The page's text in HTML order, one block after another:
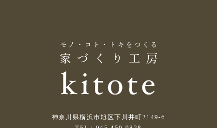
神奈川県横浜市旭区下川井町2149-6